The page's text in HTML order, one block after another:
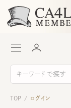
TOP / ログイン